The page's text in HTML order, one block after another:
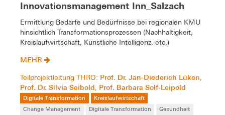
Innovationsmanagement Inn_Salzach
Ermittlung Bedarfe und Bedürfnisse bei regionalen KMU
hinsichtlich Transformationsprozessen (Nachhaltigkeit,
Kreislaufwirtschaft, Künstliche Intelligenz, etc.)
MEHR
Teilprojektleitung THRO: Prof. Dr. Jan-Diederich Lüken,
Prof. Dr. Silvia Seibold, Prof. Barbara Solf-Leipold
Digitale Transformation
Kreislaufwirtschaft
Change Management
Digitale Transformation
Gesundheit